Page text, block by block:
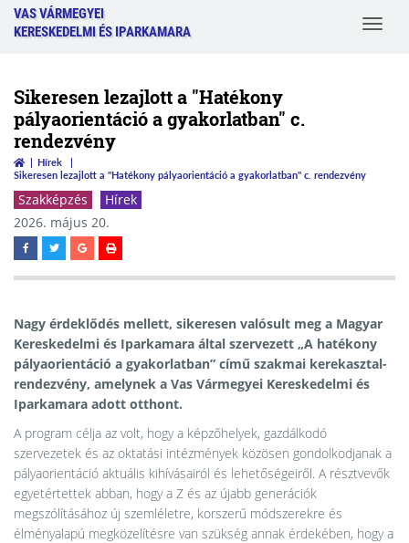
VAS VÁRMEGYEI
KERESKEDELMI ÉS IPARKAMARA
Toggle
Sikeresen lezajlott a "Hatékony
pályaorientáció a gyakorlatban" c.
rendezvény
Hírek
Sikeresen lezajlott a "Hatékony pályaorientáció a gyakorlatban" c. rendezvény
Szakképzés
Hírek
2026. május 20.
Nagy érdeklődés mellett, sikeresen valósult meg a Magyar
Kereskedelmi és Iparkamara által szervezett „A hatékony
pályaorientáció a gyakorlatban” című szakmai kerekasztal-
rendezvény, amelynek a Vas Vármegyei Kereskedelmi és
Iparkamara adott otthont.
A program célja az volt, hogy a képzőhelyek, gazdálkodó
szervezetek és az oktatási intézmények közösen gondolkodjanak a
pályaorientáció aktuális kihívásairól és lehetőségeiről. A résztvevők
egyetértettek abban, hogy a Z és az újabb generációk
megszólításához új szemléletre, korszerű módszerekre és
élményalapú megközelítésre van szükség annak érdekében, hogy a